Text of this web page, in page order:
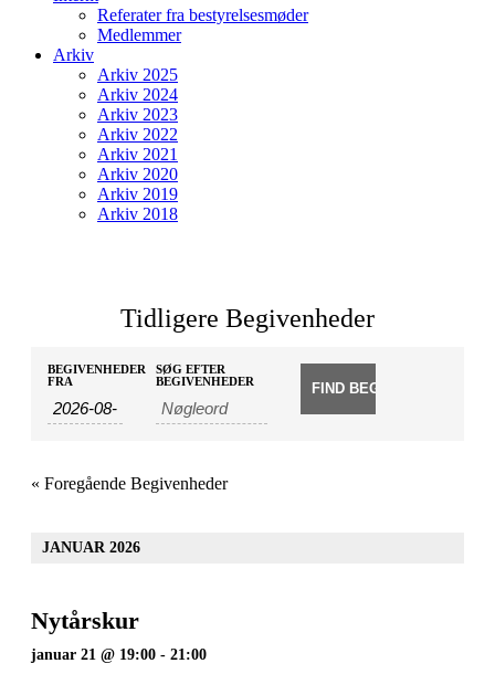
Referater fra bestyrelsesmøder
Medlemmer
Arkiv
Arkiv 2025
Arkiv 2024
Arkiv 2023
Arkiv 2022
Arkiv 2021
Arkiv 2020
Arkiv 2019
Arkiv 2018
Tidligere Begivenheder
Begivenheder
Search
and
Navigation
Søg
BEGIVENHEDER
FRA
SØG EFTER
BEGIVENHEDER
« Foregående Begivenheder
JANUAR 2026
Nytårskur
januar 21 @ 19:00 - 21:00